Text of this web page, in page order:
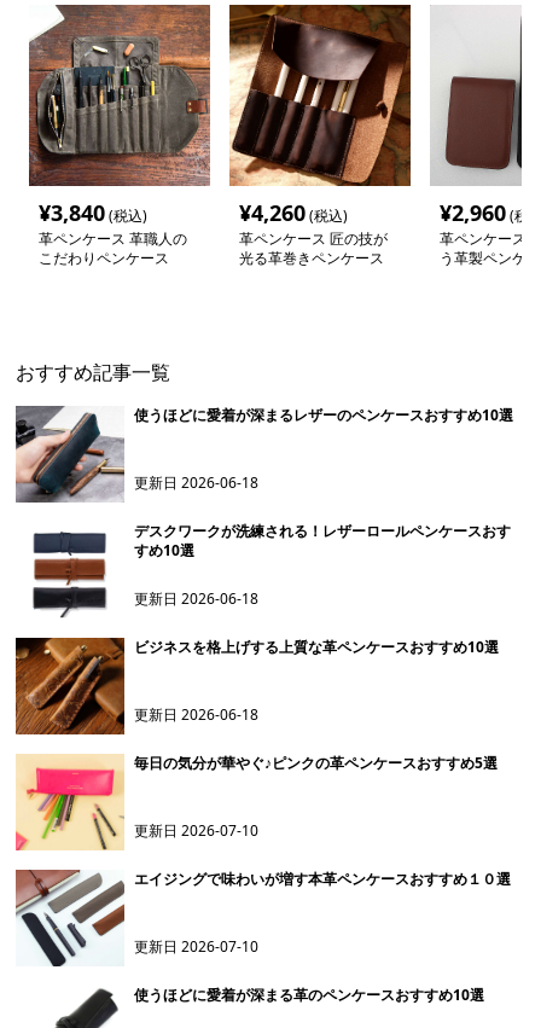
¥3,840(税込)
革ペンケース 革職人の
こだわりペンケース
¥4,260(税込)
革ペンケース 匠の技が
光る革巻きペンケース
¥2,960(税
革ペンケース
う革製ペンケ
おすすめ記事一覧
使うほどに愛着が深まるレザーのペンケースおすすめ10選
更新日2026-06-18
デスクワークが洗練される！レザーロールペンケースおす
すめ10選
更新日2026-06-18
ビジネスを格上げする上質な革ペンケースおすすめ10選
更新日2026-06-18
毎日の気分が華やぐ♪ピンクの革ペンケースおすすめ5選
更新日2026-07-10
エイジングで味わいが増す本革ペンケースおすすめ１０選
更新日2026-07-10
使うほどに愛着が深まる革のペンケースおすすめ10選